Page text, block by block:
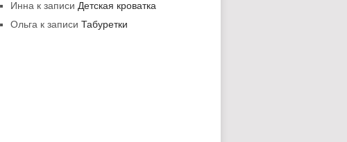
Инна к записи Детская кроватка
Ольга к записиТабуретки